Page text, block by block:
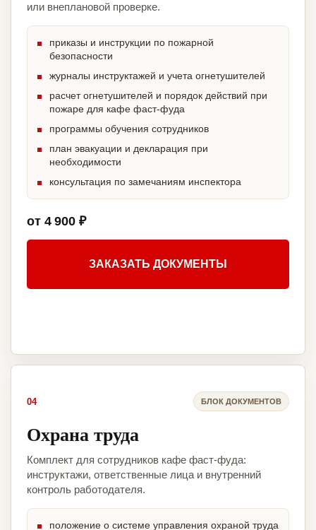
или внеплановой проверке.
приказы и инструкции по пожарной
безопасности
журналы инструктажей и учета огнетушителей
расчет огнетушителей и порядок действий при
пожаре для кафе фаст-фуда
программы обучения сотрудников
план эвакуации и декларация при
необходимости
консультация по замечаниям инспектора
от 4 900 ₽
ЗАКАЗАТЬ ДОКУМЕНТЫ
04 БЛОК ДОКУМЕНТОВ
Охрана труда
Комплект для сотрудников кафе фаст-фуда:
инструктажи, ответственные лица и внутренний
контроль работодателя.
положение о системе управления охраной труда